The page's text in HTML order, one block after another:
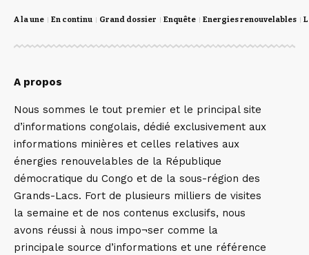
A la une En continu Grand dossier Enquête Energies renouvelables
A propos
Nous sommes le tout premier et le principal site
d’informations congolais, dédié exclusivement aux
informations minières et celles relatives aux
énergies renouvelables de la République
démocratique du Congo et de la sous-région des
Grands-Lacs. Fort de plusieurs milliers de visites
la semaine et de nos contenus exclusifs, nous
avons réussi à nous impo¬ser comme la
principale source d’informations et une référence